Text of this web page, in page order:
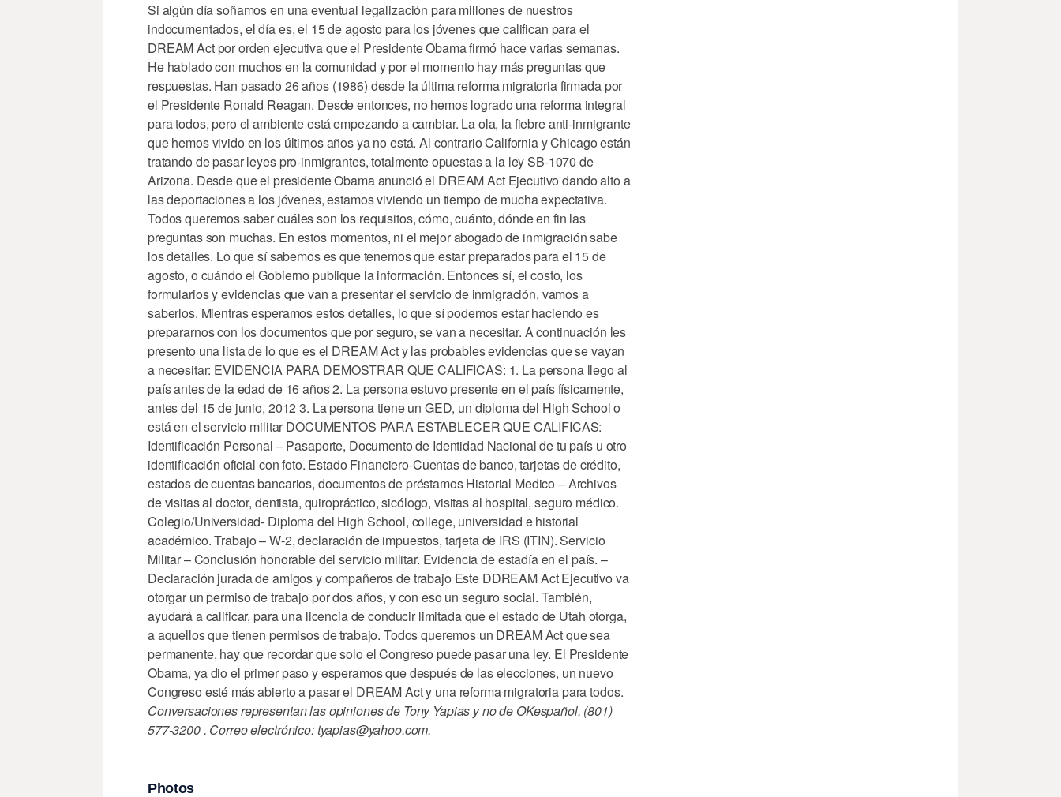
Si algún día soñamos en una eventual legalización para millones de nuestros
indocumentados, el día es, el 15 de agosto para los jóvenes que califican para el
DREAM Act por orden ejecutiva que el Presidente Obama firmó hace varias semanas.
He hablado con muchos en la comunidad y por el momento hay más preguntas que
respuestas. Han pasado 26 años (1986) desde la última reforma migratoria firmada por
el Presidente Ronald Reagan. Desde entonces, no hemos logrado una reforma integral
para todos, pero el ambiente está empezando a cambiar. La ola, la fiebre anti-inmigrante
que hemos vivido en los últimos años ya no está. Al contrario California y Chicago están
tratando de pasar leyes pro-inmigrantes, totalmente opuestas a la ley SB-1070 de
Arizona. Desde que el presidente Obama anunció el DREAM Act Ejecutivo dando alto a
las deportaciones a los jóvenes, estamos viviendo un tiempo de mucha expectativa.
Todos queremos saber cuáles son los requisitos, cómo, cuánto, dónde en fin las
preguntas son muchas. En estos momentos, ni el mejor abogado de inmigración sabe
los detalles. Lo que sí sabemos es que tenemos que estar preparados para el 15 de
agosto, o cuándo el Gobierno publique la información. Entonces sí, el costo, los
formularios y evidencias que van a presentar el servicio de inmigración, vamos a
saberlos. Mientras esperamos estos detalles, lo que sí podemos estar haciendo es
prepararnos con los documentos que por seguro, se van a necesitar. A continuación les
presento una lista de lo que es el DREAM Act y las probables evidencias que se vayan
a necesitar: EVIDENCIA PARA DEMOSTRAR QUE CALIFICAS: 1. La persona llego al
país antes de la edad de 16 años 2. La persona estuvo presente en el país físicamente,
antes del 15 de junio, 2012 3. La persona tiene un GED, un diploma del High School o
está en el servicio militar DOCUMENTOS PARA ESTABLECER QUE CALIFICAS:
Identificación Personal – Pasaporte, Documento de Identidad Nacional de tu país u otro
identificación oficial con foto. Estado Financiero-Cuentas de banco, tarjetas de crédito,
estados de cuentas bancarios, documentos de préstamos Historial Medico – Archivos
de visitas al doctor, dentista, quiropráctico, sicólogo, visitas al hospital, seguro médico.
Colegio/Universidad- Diploma del High School, college, universidad e historial
académico. Trabajo – W-2, declaración de impuestos, tarjeta de IRS (ITIN). Servicio
Militar – Conclusión honorable del servicio militar. Evidencia de estadía en el país. –
Declaración jurada de amigos y compañeros de trabajo Este DDREAM Act Ejecutivo va
otorgar un permiso de trabajo por dos años, y con eso un seguro social. También,
ayudará a calificar, para una licencia de conducir limitada que el estado de Utah otorga,
a aquellos que tienen permisos de trabajo. Todos queremos un DREAM Act que sea
permanente, hay que recordar que solo el Congreso puede pasar una ley. El Presidente
Obama, ya dio el primer paso y esperamos que después de las elecciones, un nuevo
Congreso esté más abierto a pasar el DREAM Act y una reforma migratoria para todos.
Conversaciones representan las opiniones de Tony Yapias y no de OKespañol. (801)
577-3200 . Correo electrónico: tyapias@yahoo.com.
Photos